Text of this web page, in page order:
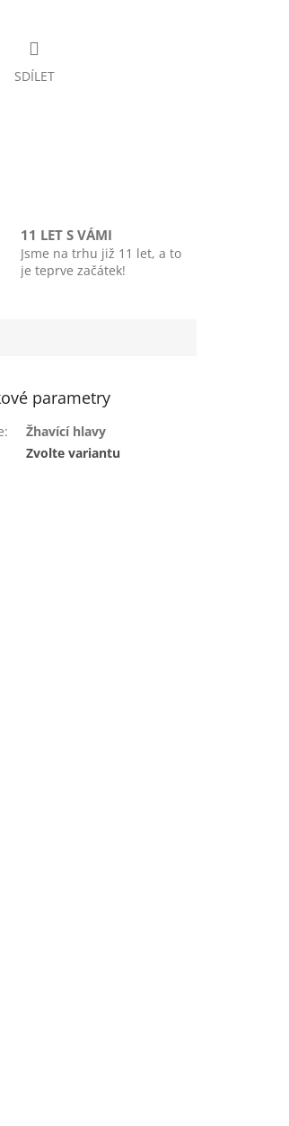
SDÍLET
11 LET S VÁMI
Jsme na trhu již 11 let, a to
je teprve začátek!
parametry
:
Žhavící hlavy
Zvolte variantu